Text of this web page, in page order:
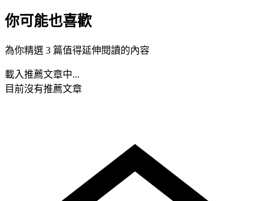
你可能也喜歡
為你精選 3 篇值得延伸閱讀的內容
載入推薦文章中...
目前沒有推薦文章